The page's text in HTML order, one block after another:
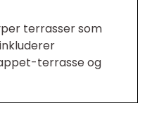
terrasser som
terrasse og